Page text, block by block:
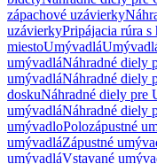
zápachové uzávierky
uzávierkyPripájacia rúra s
miestoUmývadlá
umývadláNáhradné diely
umývadláNáhradné diely
doskuNáhradné diely pre
umývadláNáhradné diely
umývadloPolozápustné
umývadláZápustné
umývadláVstavané